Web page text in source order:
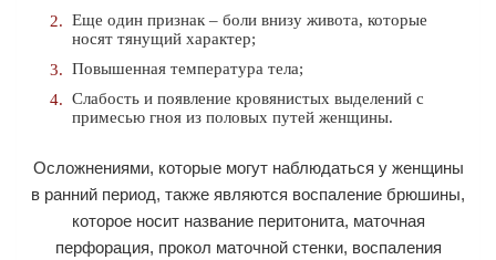
Еще один признак – боли внизу живота, которые
носят тянущий характер;
Повышенная температура тела;
Слабость и появление кровянистых выделений с
примесью гноя из половых путей женщины.
Осложнениями, которые могут наблюдаться у женщины
в ранний период, также являются воспаление брюшины,
которое носит название перитонита, маточная
перфорация, прокол маточной стенки, воспаления